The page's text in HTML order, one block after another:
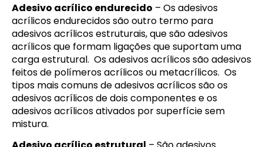
Adesivo acrílico endurecido – Os adesivos
acrílicos endurecidos são outro termo para
adesivos acrílicos estruturais, que são adesivos
acrílicos que formam ligações que suportam uma
carga estrutural. Os adesivos acrílicos são adesivos
feitos de polímeros acrílicos ou metacrílicos. Os
tipos mais comuns de adesivos acrílicos são os
adesivos acrílicos de dois componentes e os
adesivos acrílicos ativados por superfície sem
mistura.